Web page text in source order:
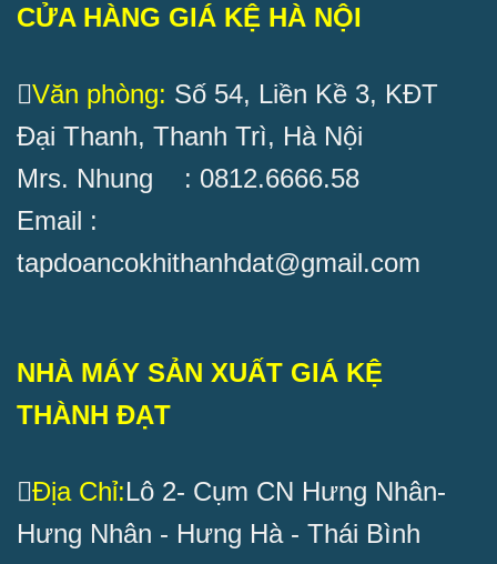
CỬA HÀNG GIÁ KỆ HÀ NỘI
Văn phòng: Số 54, Liền Kề 3, KĐT
Đại Thanh, Thanh Trì, Hà Nội
Mrs. Nhung : 0812.6666.58
Email :
tapdoancokhithanhdat@gmail.com
NHÀ MÁY SẢN XUẤT GIÁ KỆ
THÀNH ĐẠT
Địa Chỉ:Lô 2- Cụm CN Hưng Nhân-
Hưng Nhân - Hưng Hà - Thái Bình